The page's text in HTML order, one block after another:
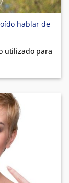
hablar de
utilizado para